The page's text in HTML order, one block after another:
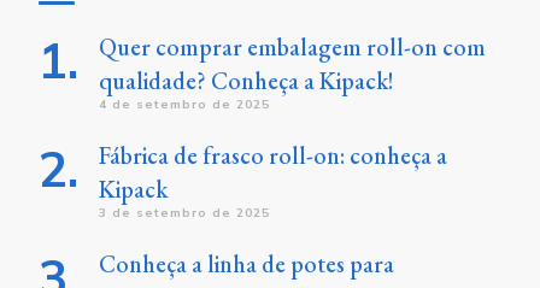
Quer comprar embalagem roll-on com
qualidade? Conheça a Kipack!
4 de setembro de 2025
Fábrica de frasco roll-on: conheça a
Kipack
3 de setembro de 2025
Conheça a linha de potes para